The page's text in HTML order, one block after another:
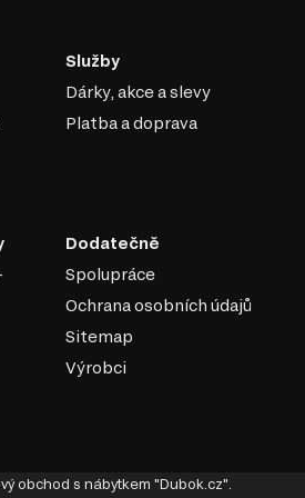
zahrnuje celkem 136 produktů,
jak může N37 Konec
Luxe Lesklý obohatit vaši
Služby
Dárky, akce a slevy
Platba a doprava
Dodatečně
Spolupráce
Ochrana osobních údajů
Sitemap
Výrobci
obchod s nábytkem "Dubok.cz".